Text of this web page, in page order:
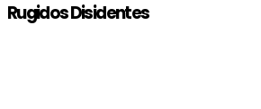
Rugidos Disidentes